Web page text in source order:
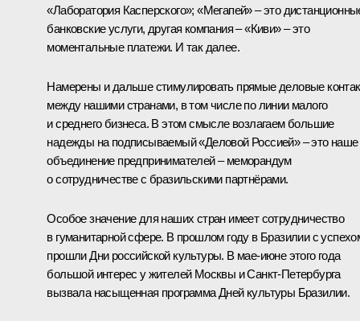
«Лаборатория Касперского»; «Мегапей» – это
банковские услуги, другая компания – «Киви» – это
моментальные платежи. И так далее.
Намерены и дальше стимулировать прямые деловые
между нашими странами, в том числе по линии малого
и среднего бизнеса. В этом смысле возлагаем большие
надежды на подписываемый «Деловой Россией» – это наше
объединение предпринимателей – меморандум
о сотрудничестве с бразильскими партнёрами.
Особое значение для наших стран имеет сотрудничество
в гуманитарной сфере. В прошлом году в Бразилии с
прошли Дни российской культуры. В мае-июне этого года
большой интерес у жителей Москвы и Санкт-Петербурга
вызвала насыщенная программа Дней культуры Бразилии.